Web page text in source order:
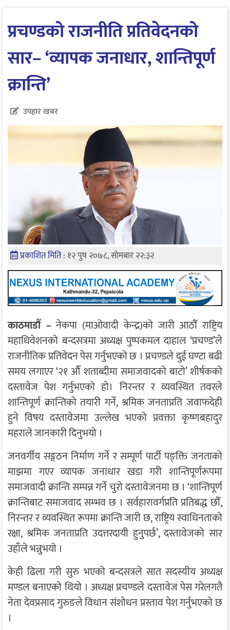
प्रचण्डको राजनीति प्रतिवेदनको
सार– ‘व्यापक जनाधार, शान्तिपूर्ण
क्रान्ति’
उपहार खबर
प्रकाशित मिति : १२ पुष २०७८, सोमबार २२:३२
काठमाडौँ –नेकपा (माओवादी केन्द्र)को जारी आठौँ राष्ट्रिय
महाधिवेशनको बन्दसत्रमा अध्यक्ष पुष्पकमल दाहाल ‘प्रचण्ड’ले
राजनीतिक प्रतिवेदन पेस गर्नुभएको छ । प्रचण्डले दुई घण्टा बढी
समय लगाएर ‘२१ औँ शताब्दीमा समाजवादको बाटो’ शीर्षकको
दस्तावेज पेश गर्नुभएको हो। निरन्तर र व्यवस्थित तवरले
शान्तिपूर्ण क्रान्तिको तयारी गर्ने, श्रमिक जनताप्रति जवाफदेही
हुने विषय दस्तावेजमा उल्लेख भएको प्रवक्ता कृष्णबहादुर
महराले जानकारी दिनुभयो ।
जनवर्गीय सङ्गठन निर्माण गर्ने र सम्पूर्ण पार्टी पङ्क्ति जनताको
माझमा गएर व्यापक जनाधार खडा गरी शान्तिपूर्णरूपमा
समाजवादी क्रान्ति सम्पन्न गर्ने चुरो दस्तावेजनमा छ । ‘शान्तिपूर्ण
क्रान्तिबाट समाजवाद सम्भव छ । सर्वहारावर्गप्रति प्रतिबद्ध छौँ,
निरन्तर र व्यवस्थित रूपमा क्रान्ति जारी छ, राष्ट्रिय स्वाधिनताको
रक्षा, श्रमिक जनताप्रति उदत्तरदायी हुनुपर्छ’, दस्तावेजको सार
उहाँले भन्नुभयो ।
केही ढिला गरी सुरु भएको बन्दसत्रले सात सदस्यीय अध्यक्ष
मण्डल बनाएको थियो । अध्यक्ष प्रचण्डले दस्तावेज पेस गरेलगतै
नेता देवप्रसाद गुरुङले विधान संशोधन प्रस्ताव पेश गर्नुभएको छ
।